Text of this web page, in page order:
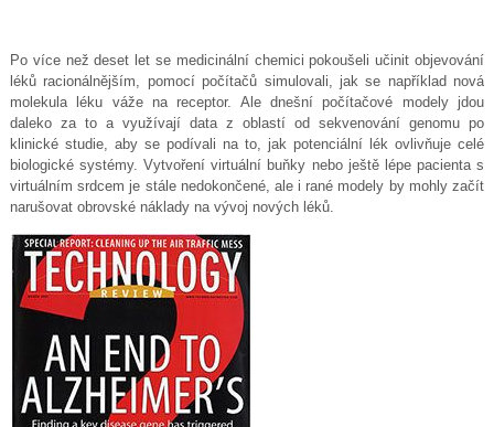
Po více než deset let se medicinální chemici pokoušeli učinit objevování
léků racionálnějším, pomocí počítačů simulovali, jak se například nová
molekula léku váže na receptor. Ale dnešní počítačové modely jdou
daleko za to a využívají data z oblastí od sekvenování genomu po
klinické studie, aby se podívali na to, jak potenciální lék ovlivňuje celé
biologické systémy. Vytvoření virtuální buňky nebo ještě lépe pacienta s
virtuálním srdcem je stále nedokončené, ale i rané modely by mohly začít
narušovat obrovské náklady na vývoj nových léků.